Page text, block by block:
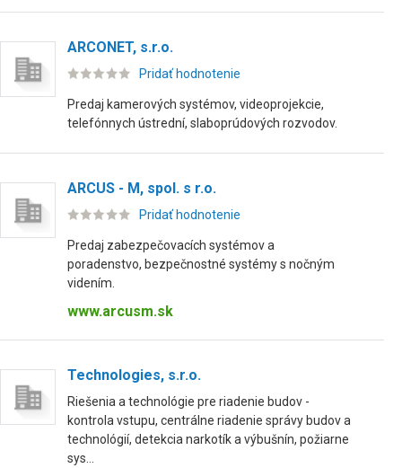
ARCONET, s.r.o.
Pridať hodnotenie
Predaj kamerových systémov, videoprojekcie,
telefónnych ústrední, slaboprúdových rozvodov.
ARCUS - M, spol. s r.o.
Pridať hodnotenie
Predaj zabezpečovacích systémov a
poradenstvo, bezpečnostné systémy s nočným
videním.
www.arcusm.sk
Technologies, s.r.o.
Riešenia a technológie pre riadenie budov -
kontrola vstupu, centrálne riadenie správy budov a
technológií, detekcia narkotík a výbušnín, požiarne
sys...